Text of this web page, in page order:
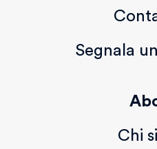
Segnala
Chi